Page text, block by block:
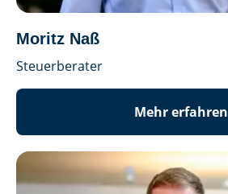
Moritz Naß
Steuerberater
Mehr erfahren